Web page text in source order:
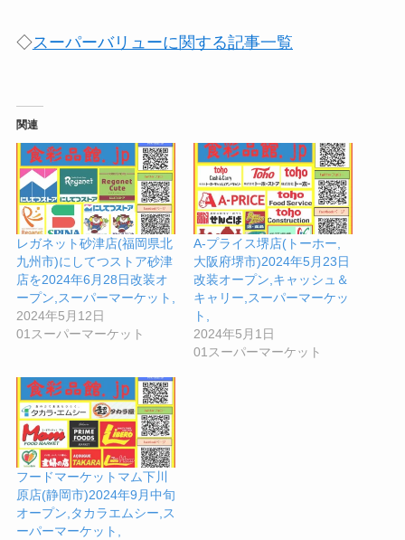
◇スーパーバリューに関する記事一覧
関連
レガネット砂津店(福岡県北
九州市)にしてつストア砂津
店を2024年6月28日改装オ
ープン,スーパーマーケット,
2024年5月12日
01スーパーマーケット
A-プライス堺店(トーホー,
大阪府堺市)2024年5月23日
改装オープン,キャッシュ＆
キャリー,スーパーマーケッ
ト,
2024年5月1日
01スーパーマーケット
フードマーケットマム下川
原店(静岡市)2024年9月中旬
オープン,タカラエムシー,ス
ーパーマーケット,